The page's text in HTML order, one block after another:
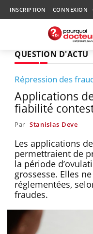
INSCRIPTION CONNEXION
QUESTION D'ACTU
Répression des
Applications
fiabilité
Par Stanislas Deve
Les applications
permettraient de
la période
grossesse. Elles
réglementées,
fraudes.